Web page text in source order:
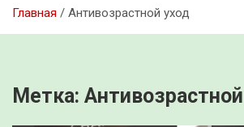
Главная Антивозрастной уход
Метка: